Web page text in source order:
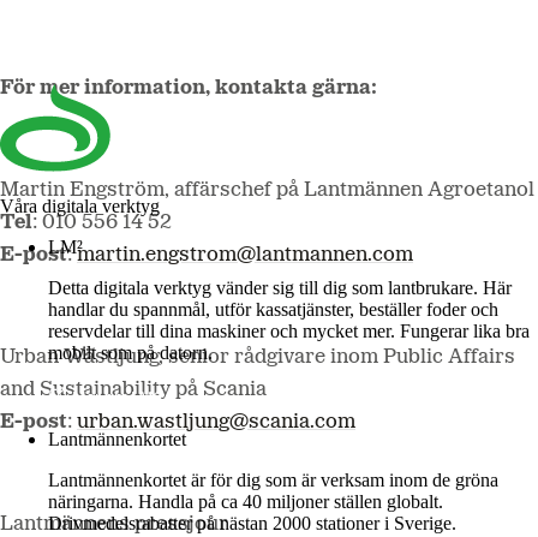
Våra digitala verktyg
LM²
Detta digitala verktyg vänder sig till dig som lantbrukare. Här
handlar du spannmål, utför kassatjänster, beställer foder och
reservdelar till dina maskiner och mycket mer. Fungerar lika bra
mobilt som på datorn.
Mer om LM2
Lantmännenkortet
Lantmännenkortet är för dig som är verksam inom de gröna
näringarna. Handla på ca 40 miljoner ställen globalt.
Drivmedelsrabatter på nästan 2000 stationer i Sverige.
För mer information, kontakta gärna:
Martin Engström, affärschef på Lantmännen Agroetanol
Tel: 010 556 14 52
E-post:martin.engstrom@lantmannen.com
Urban Wästljung, senior rådgivare inom Public Affairs
and Sustainability på Scania
E-post: urban.wastljung@scania.com
Lantmännens pressjour